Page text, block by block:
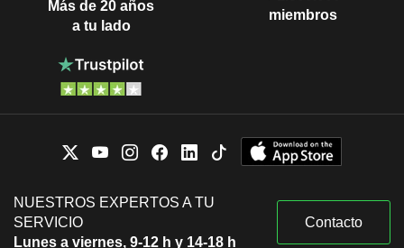
Más de 20 años
a tu lado
miembros
NUESTROS EXPERTOS A TU
SERVICIO
Lunes a viernes, 9-12 h y 14-18 h
Contacto